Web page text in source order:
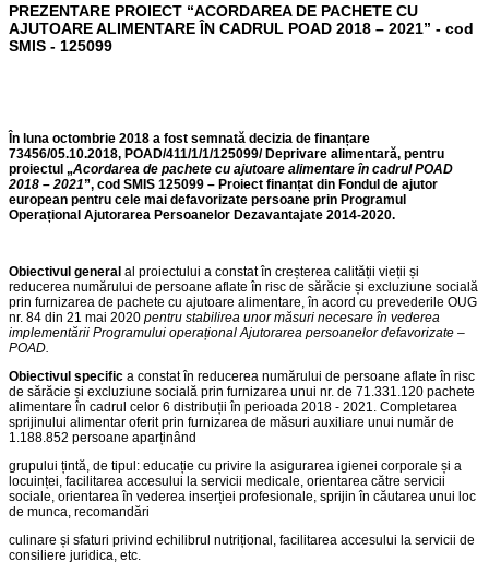
PREZENTARE PROIECT “ACORDAREA DE PACHETE CU
AJUTOARE ALIMENTARE ÎN CADRUL POAD 2018 – 2021” - cod
SMIS - 125099
În luna octombrie 2018 a fost semnată decizia de finanțare
73456/05.10.2018, POAD/411/1/1/125099/ Deprivare alimentară, pentru
proiectul „Acordarea de pachete cu ajutoare alimentare în cadrul POAD
2018 – 2021”, cod SMIS 125099 – Proiect finanțat din Fondul de ajutor
european pentru cele mai defavorizate persoane prin Programul
Operațional Ajutorarea Persoanelor Dezavantajate 2014-2020.
Obiectivul general al proiectului a constat în creșterea calității vieții și
reducerea numărului de persoane aflate în risc de sărăcie și excluziune socială
prin furnizarea de pachete cu ajutoare alimentare, în acord cu prevederile OUG
nr. 84 din 21 mai 2020 pentru stabilirea unor măsuri necesare în vederea
implementării Programului operațional Ajutorarea persoanelor defavorizate –
POAD.
Obiectivul specific a constat în reducerea numărului de persoane aflate în risc
de sărăcie și excluziune socială prin furnizarea unui nr. de 71.331.120 pachete
alimentare în cadrul celor 6 distribuții în perioada 2018 - 2021. Completarea
sprijinului alimentar oferit prin furnizarea de măsuri auxiliare unui număr de
1.188.852 persoane aparținând
grupului țintă, de tipul: educație cu privire la asigurarea igienei corporale și a
locuinței, facilitarea accesului la servicii medicale, orientarea către servicii
sociale, orientarea în vederea inserției profesionale, sprijin în căutarea unui loc
de munca, recomandări
culinare și sfaturi privind echilibrul nutrițional, facilitarea accesului la servicii de
consiliere juridica, etc.